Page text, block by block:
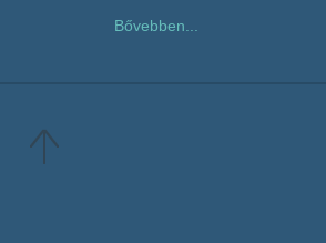
Bővebben...